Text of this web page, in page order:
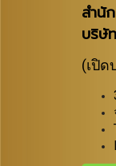
สำนั
บริษั
(เปิด